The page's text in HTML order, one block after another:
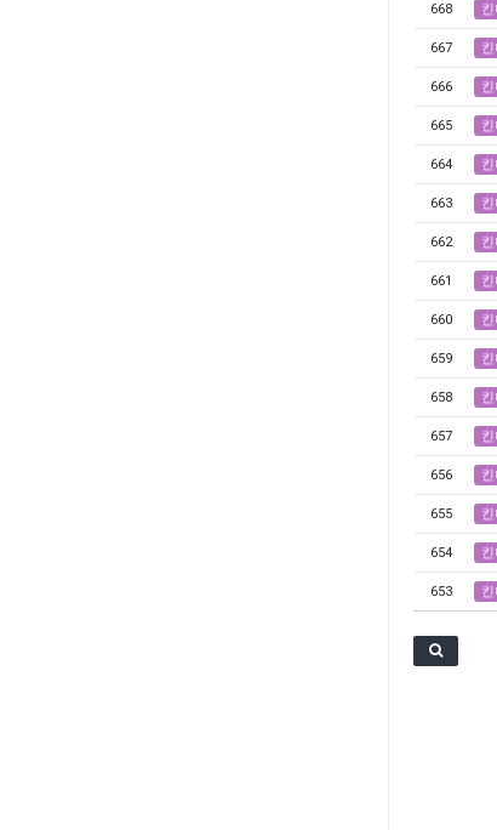
668
667
666
665
664
663
662
661
660
659
658
657
656
655
654
653